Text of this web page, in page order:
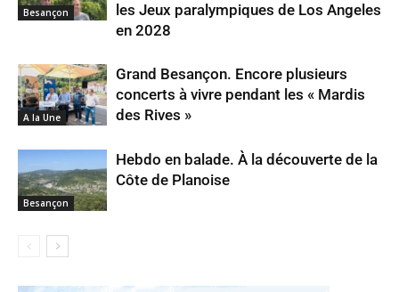
Besançon
les Jeux paralympiques de Los Angeles
en 2028
A la Une
Grand Besançon. Encore plusieurs
concerts à vivre pendant les « Mardis
des Rives »
Besançon
Hebdo en balade. À la découverte de la
Côte de Planoise